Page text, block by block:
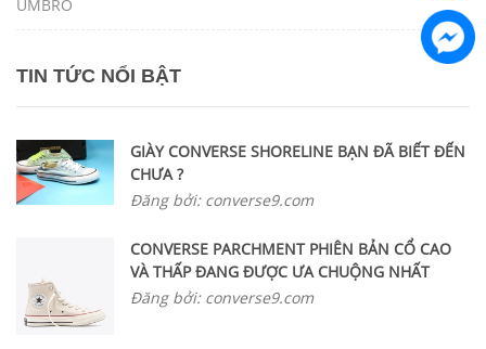
UMBRO
TIN TỨC NỔI BẬT
GIÀY CONVERSE SHORELINE BẠN ĐÃ BIẾT ĐẾN
CHƯA ?
Đăng bởi: converse9.com
CONVERSE PARCHMENT PHIÊN BẢN CỔ CAO
VÀ THẤP ĐANG ĐƯỢC ƯA CHUỘNG NHẤT
Đăng bởi: converse9.com